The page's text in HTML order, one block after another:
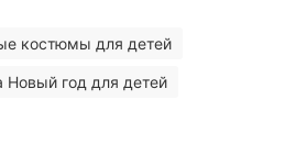
костюмы для детей
год для детей